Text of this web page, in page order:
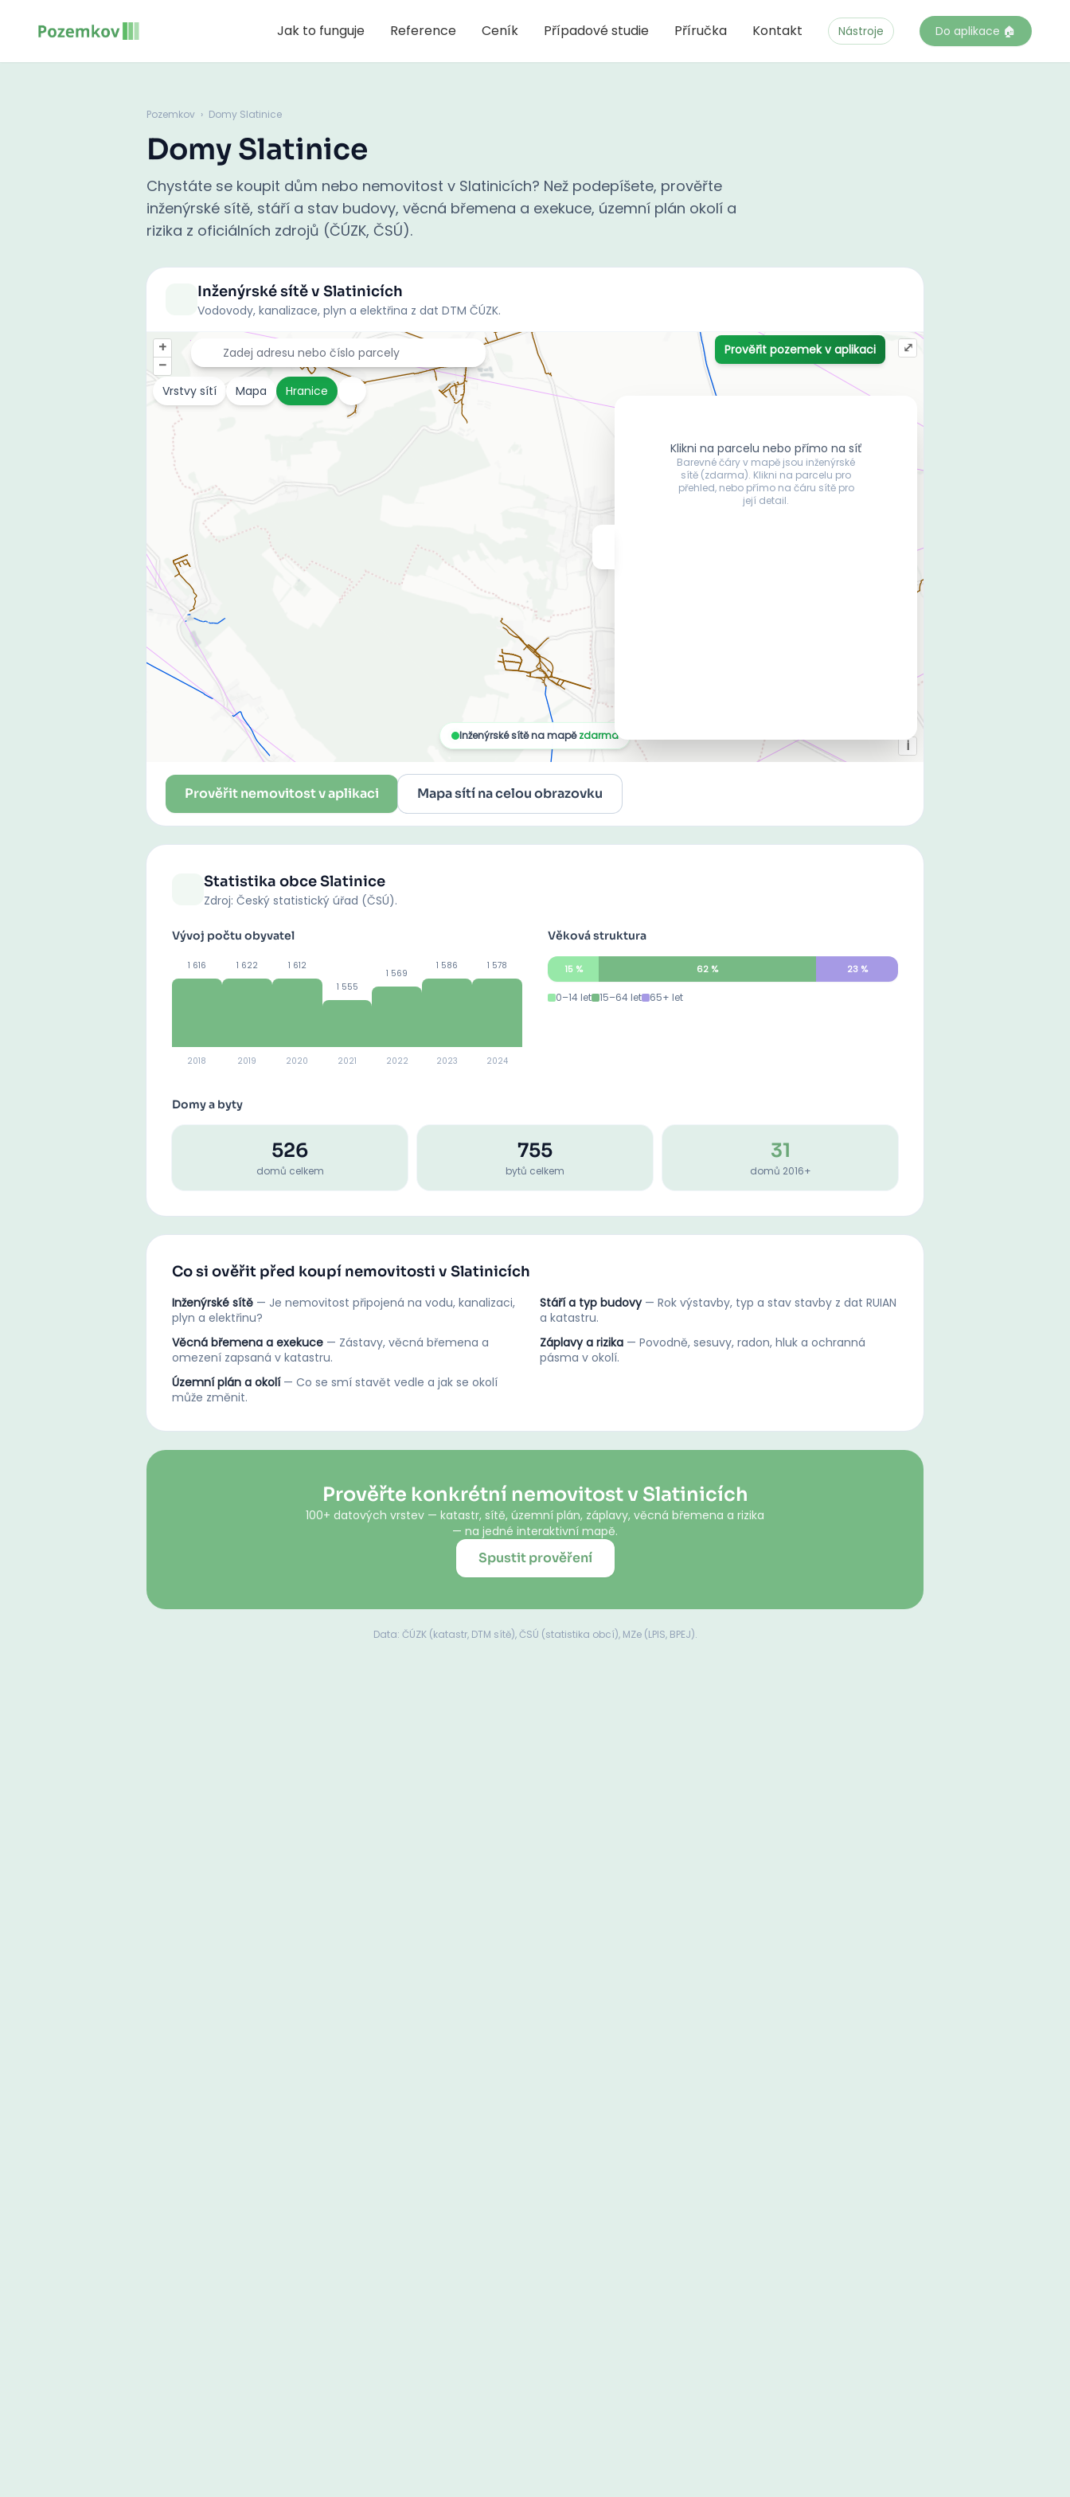
Jak to funguje Reference Ceník Případové studie Příručka Kontakt Nástroje Do aplikace 🏠
Pozemkov › Domy Slatinice
Domy Slatinice
Chystáte se koupit dům nebo nemovitost v Slatinicích? Než podepíšete, prověřte
inženýrské sítě, stáří a stav budovy, věcná břemena a exekuce, územní plán okolí a
rizika z oficiálních zdrojů (ČÚZK, ČSÚ).
Inženýrské sítěv Slatinicích
Vodovody, kanalizace, plyn a elektřina z dat DTM ČÚZK.
Prověřit nemovitost v aplikaci Mapa sítí na celou obrazovku
Statistika obceSlatinice
Zdroj: Český statistický úřad (ČSÚ).
Vývoj počtu obyvatel
1 616
2018
1 622
2019
1 612
2020
1 555
2021
1 569
2022
1 586
2023
1 578
2024
Věková struktura
15% 62 % 23%
0–14 let 15–64 let 65+ let
Domy a byty
526
domů celkem
755
bytů celkem
31
domů 2016+
Co si ověřit před koupí nemovitosti v Slatinicích
Inženýrské sítě — Je nemovitost připojená na vodu, kanalizaci,
plyn a elektřinu?
Stáří a typ budovy — Rok výstavby, typ a stav stavby z dat RUIAN
a katastru.
Věcná břemena a exekuce — Zástavy, věcná břemena a
omezení zapsaná v katastru.
Záplavy a rizika — Povodně, sesuvy, radon, hluk a ochranná
pásma v okolí.
Územní plán a okolí — Co se smí stavět vedle a jak se okolí
může změnit.
Prověřte konkrétní nemovitost v Slatinicích
100+ datových vrstev — katastr, sítě, územní plán, záplavy, věcná břemena a rizika
— na jedné interaktivní mapě.
Spustit prověření
Data: ČÚZK (katastr, DTM sítě), ČSÚ (statistika obcí), MZe (LPIS, BPEJ).